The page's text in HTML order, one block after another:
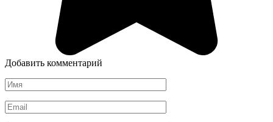
Добавить комментарий
Имя
*
Email
*